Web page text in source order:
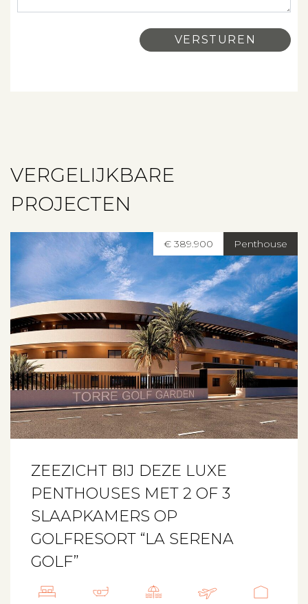
VERGELIJKBARE
PROJECTEN
Penthouse
€ 389.900
ZEEZICHT BIJ DEZE LUXE
PENTHOUSES MET 2 OF 3
SLAAPKAMERS OP
GOLFRESORT “LA SERENA
GOLF”